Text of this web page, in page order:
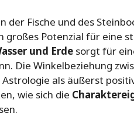
der Fische und des
großes Potenzial für eine
und Erde sorgt für
Die Winkelbeziehung
als äußerst
wie sich die